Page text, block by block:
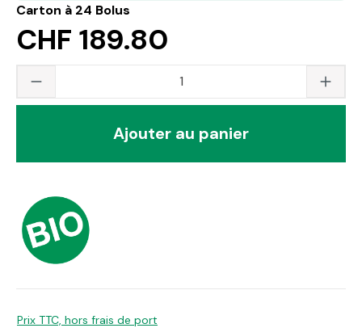
Carton à 24 Bolus
CHF 189.80
Quantité du produit : saisissez la valeur
Ajouter au panier
Prix TTC, hors frais de port